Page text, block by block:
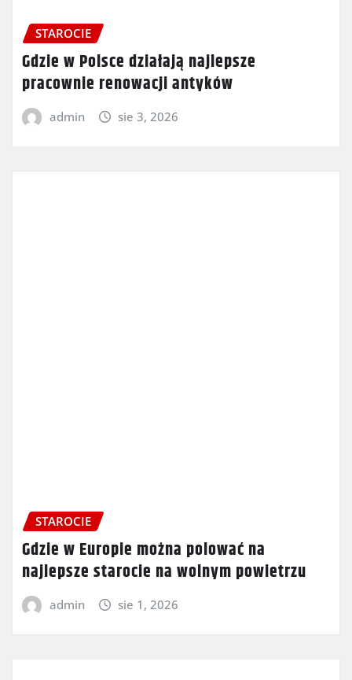
STAROCIE
Gdzie w Polsce działają najlepsze
pracownie renowacji antyków
admin sie 3, 2026
STAROCIE
Gdzie w Europie można polować na
najlepsze starocie na wolnym powietrzu
admin sie 1, 2026